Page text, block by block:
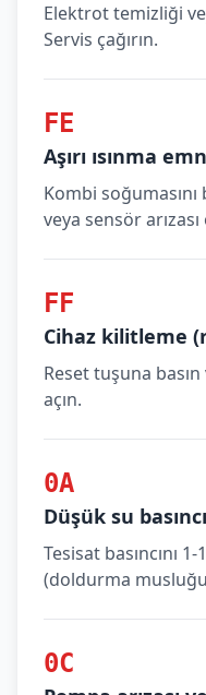
Elektrot temizliği
Servis çağırın.
FE
Aşırı ısınma
Kombi
veya sensör
FF
Cihaz kilitleme
Reset tuşuna
açın.
0A
Düşük su basıncı
Tesisat basıncını
(doldurma
0C